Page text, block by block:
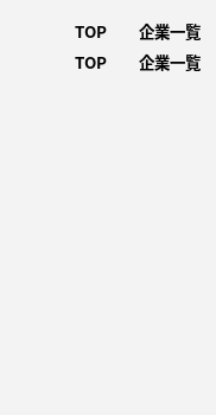
TOP
TOP
企業一覧
企業一覧